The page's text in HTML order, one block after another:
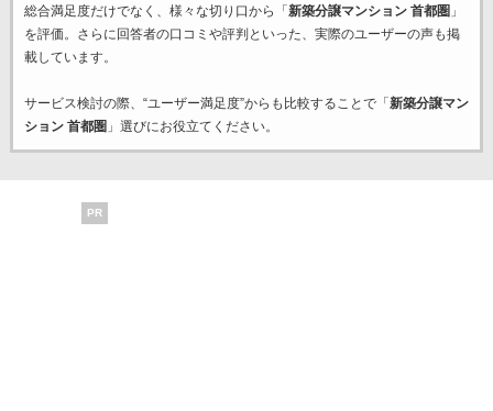
総合満足度だけでなく、様々な切り口から「 新築分譲マンション 首都圏 」
を評価。さらに回答者の口コミや評判といった、実際のユーザーの声も掲
載しています。
サービス検討の際、“ユーザー満足度”からも比較することで「 新築分譲マン
ション 首都圏 」選びにお役立てください。
PR